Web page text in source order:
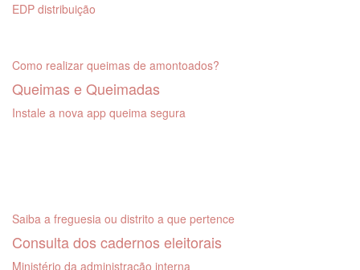
EDP distribuição
Como realizar queimas de amontoados?
Queimas e Queimadas
Instale a nova app queima segura
Saiba a freguesia ou distrito a que pertence
Consulta dos cadernos eleitorais
Ministério da administração interna